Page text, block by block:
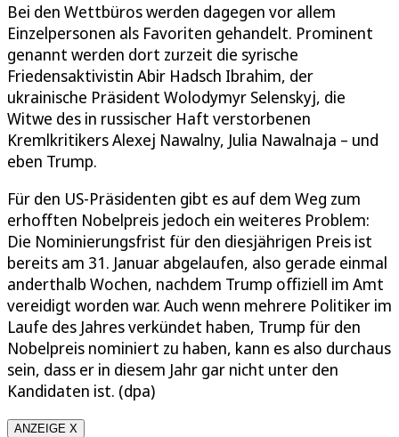
Bei den Wettbüros werden dagegen vor allem
Einzelpersonen als Favoriten gehandelt. Prominent
genannt werden dort zurzeit die syrische
Friedensaktivistin Abir Hadsch Ibrahim, der
ukrainische Präsident Wolodymyr Selenskyj, die
Witwe des in russischer Haft verstorbenen
Kremlkritikers Alexej Nawalny, Julia Nawalnaja – und
eben Trump.
Für den US-Präsidenten gibt es auf dem Weg zum
erhofften Nobelpreis jedoch ein weiteres Problem:
Die Nominierungsfrist für den diesjährigen Preis ist
bereits am 31. Januar abgelaufen, also gerade einmal
anderthalb Wochen, nachdem Trump offiziell im Amt
vereidigt worden war. Auch wenn mehrere Politiker im
Laufe des Jahres verkündet haben, Trump für den
Nobelpreis nominiert zu haben, kann es also durchaus
sein, dass er in diesem Jahr gar nicht unter den
Kandidaten ist. (dpa)
ANZEIGE X